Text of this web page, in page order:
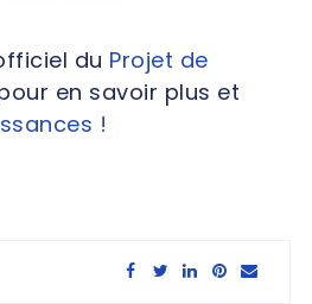
du Projet de
en savoir plus et
!